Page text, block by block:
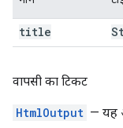
title
वापसी का टिकट
HtmlOutput — यह